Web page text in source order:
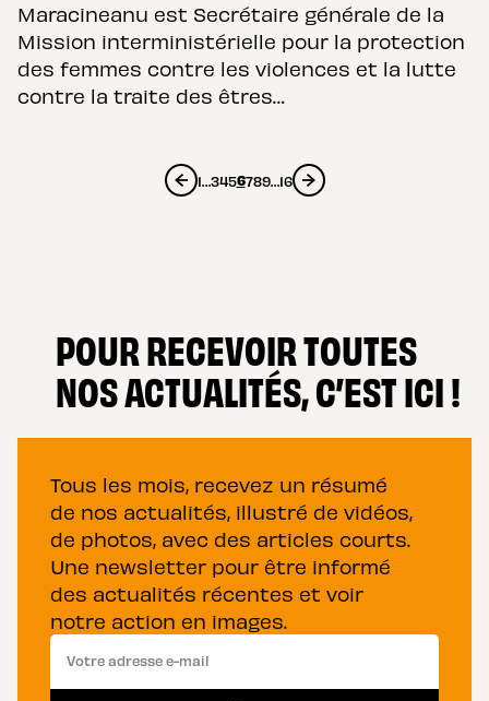
Maracineanu est Secrétaire générale de la
Mission interministérielle pour la protection
des femmes contre les violences et la lutte
contre la traite des êtres…
1 3456789… 16
POUR RECEVOIR TOUTES
NOS ACTUALITÉS, C’EST ICI !
Tous les mois, recevez un résumé
de nos actualités, illustré de vidéos,
de photos, avec des articles courts.
Une newsletter pour être informé
des actualités récentes et voir
notre action en images.